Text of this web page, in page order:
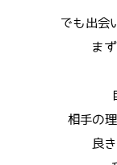
でも出会
ま
相手の
良